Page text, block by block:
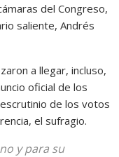
del Congreso,
saliente, Andrés
a llegar, incluso,
oficial de los
de los votos
el sufragio.
y para su